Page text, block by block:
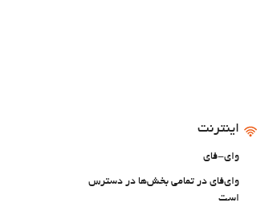
اینترنت
وای-فای
وای‌فای در تمامی بخش‌ها در دسترس
است